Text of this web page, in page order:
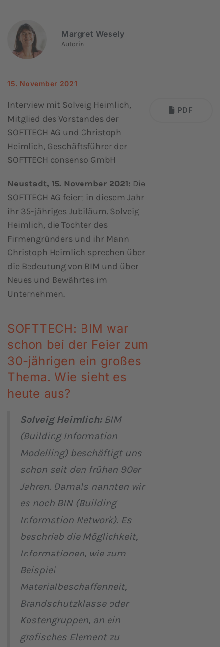
Margret Wesely
Autorin
15. November 2021
PDF
Interview mit Solveig Heimlich,
Mitglied des Vorstandes der
SOFTTECH AG und Christoph
Heimlich, Geschäftsführer der
SOFTTECH consenso GmbH
Neustadt, 15. November 2021: Die
SOFTTECH AG feiert in diesem Jahr
ihr 35-jähriges Jubiläum. Solveig
Heimlich, die Tochter des
Firmengründers und ihr Mann
Christoph Heimlich sprechen über
die Bedeutung von BIM und über
Neues und Bewährtes im
Unternehmen.
SOFTTECH: BIM war
schon bei der Feier zum
30-jährigen ein großes
Thema. Wie sieht es
heute aus?
Solveig Heimlich:BIM
(Building Information
Modelling) beschäftigt uns
schon seit den frühen 90er
Jahren. Damals nannten wir
es noch BIN (Building
Information Network). Es
beschrieb die Möglichkeit,
Informationen, wie zum
Beispiel
Materialbeschaffenheit,
Brandschutzklasse oder
Kostengruppen, an ein
grafisches Element zu